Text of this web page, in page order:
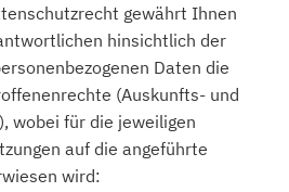
gewährt Ihnen
hinsichtlich der
Daten die
(Auskunfts- und
wobei für die jeweiligen
auf die angeführte
wird: